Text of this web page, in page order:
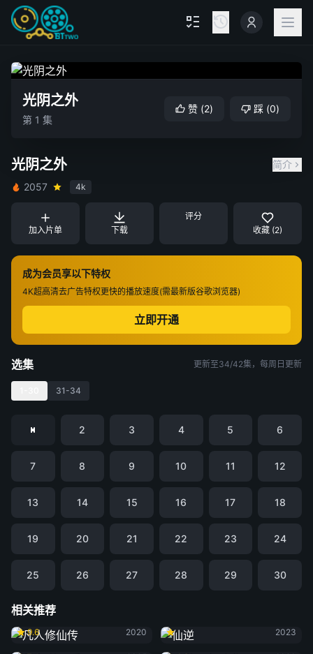
光阴之外
第 1 集
赞 (2) 踩 (0)
光阴之外
简介
2057
4k
加入片单 下载
评分
收藏 (2)
成为会员享以下特权
4K超高清去广告特权更快的播放速度(需最新版谷歌浏览器)
立即开通
选集 更新至34/42集，每周日更新
31-34
2 3 4 5 6
7 8 9 10 11 12
13 14 15 16 17 18
19 20 21 22 23 24
25 26 27 28 29 30
相关推荐
凡人修仙传
9.6
2020
2023
剑来 第二季
吞噬星空 合集